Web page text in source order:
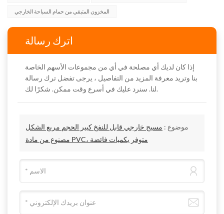
المخزون المتبقي من حمام السباحة الخارجي
اترك رسالة
إذا كان لديك أي مصلحة في أي من مجموعات الأسهم الخاصة
بنا وتريد معرفة المزيد من التفاصيل ، يرجى تفضل ترك رسالة
لنا. سنرد عليك في أسرع وقت ممكن. شكرًا لك.
موضوع : مسبح خارجي قابل للنفخ كبير الحجم مربع الشكل
مصنوع من مادة PVC، متوفر بكميات فائضة